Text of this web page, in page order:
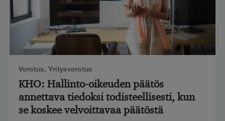
Verotus, Yritysverotus
KHO: Hallinto-oikeuden päätös
annettava tiedoksi todisteellisesti, kun
se koskee velvoittavaa päätöstä